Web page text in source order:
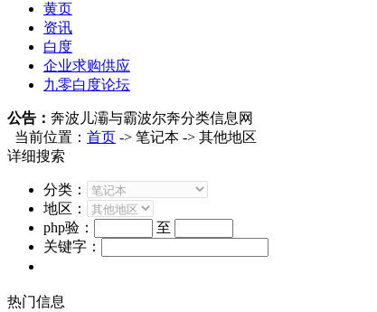
黄页
资讯
白度
企业求购供应
九零白度论坛
公告： 奔波儿灞与霸波尔奔分类信息网
当前位置： 首页 -> 笔记本 -> 其他地区
详细搜索
分类：
地区：
php验：
至
关键字：
热门信息